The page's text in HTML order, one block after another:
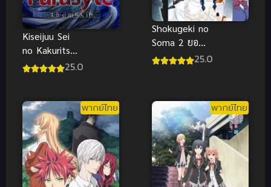
Kiseijuu Sei
no Kakuritsu
ปรสิต
25.0
Shokugeki no
Soma 2 ยอด
นักปรุงโซมะ25.0
พากย์ไทย พากย์ไทย